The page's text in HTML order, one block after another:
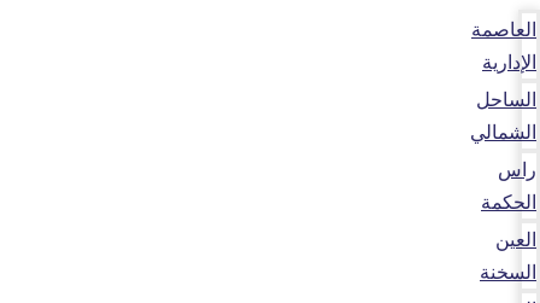
العاصمة
الإدارية
الساحل
الشمالي
راس
الحكمة
العين
السخنة